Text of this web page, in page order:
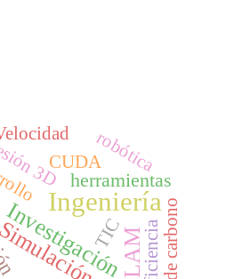
Ingeniería
Investigación
herramientas
3D robótica
CUDA
TIC Eficiencia